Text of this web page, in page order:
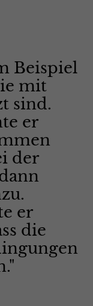
Beispiel
mit
sind.
er
der
er
die